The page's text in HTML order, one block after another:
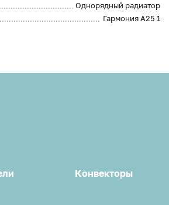
Однорядный радиатор
Гармония А25 1
Конвекторы